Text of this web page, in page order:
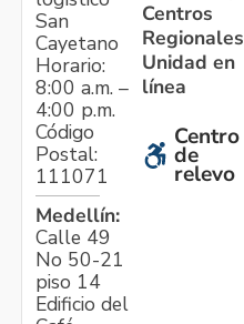
San
Cayetano
Horario:
8:00 a.m. –
4:00 p.m.
Código
Postal:
111071
Medellín:
Calle 49
No 50-21
piso 14
Edificio del
Centros
Regionales
Unidad en
línea
Centro
de
relevo